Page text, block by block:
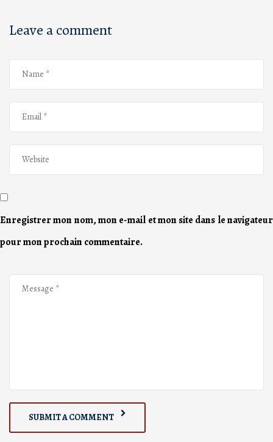
Leave a comment
Enregistrer mon nom, mon e-mail et mon site dans le navigateur
pour mon prochain commentaire.
SUBMIT A COMMENT